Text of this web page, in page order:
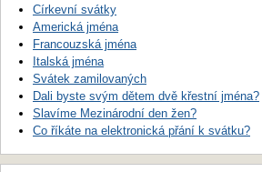
Církevní svátky
Americká jména
Francouzská jména
Italská jména
Svátek zamilovaných
Dali byste svým dětem dvě křestní jména?
Slavíme Mezinárodní den žen?
Co říkáte na elektronická přání k svátku?